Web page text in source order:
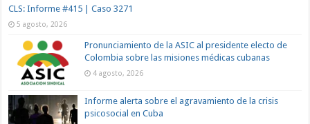
CLS: Informe #415 | Caso 3271
5 agosto, 2026
Pronunciamiento de la ASIC al presidente electo de
Colombia sobre las misiones médicas cubanas
4 agosto, 2026
Informe alerta sobre el agravamiento de la crisis
psicosocial en Cuba